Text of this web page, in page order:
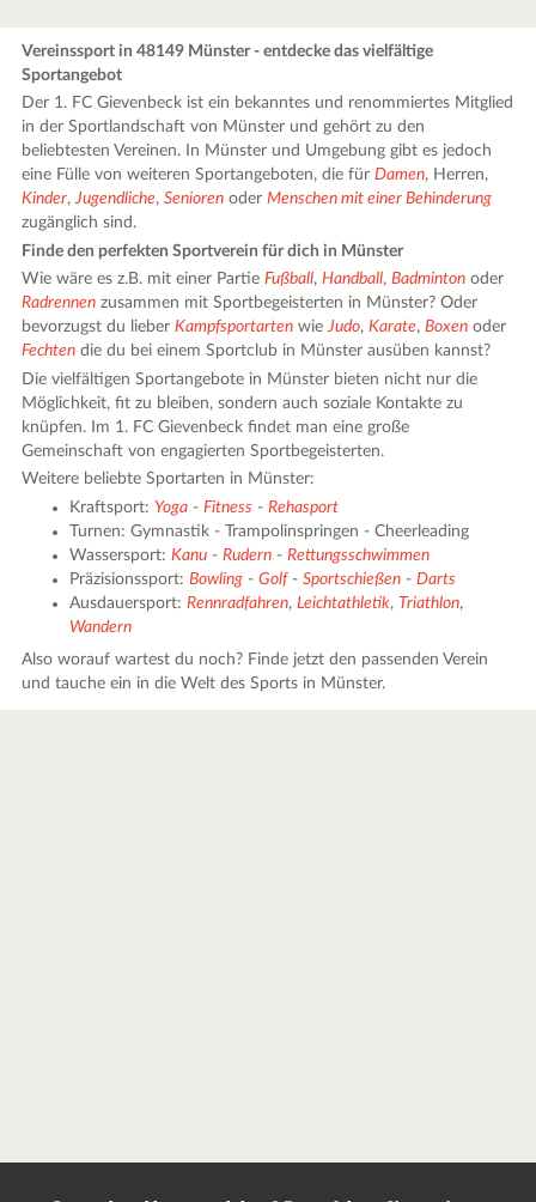
Vereinssport in 48149 Münster - entdecke das vielfältige
Sportangebot
Der 1. FC Gievenbeck ist ein bekanntes und renommiertes Mitglied
in der Sportlandschaft von Münster und gehört zu den
beliebtesten Vereinen. In Münster und Umgebung gibt es jedoch
eine Fülle von weiteren Sportangeboten, die fürDamen, Herren,
Kinder,Jugendliche,Senioren oderMenschen mit einer Behinderung
zugänglich sind.
Finde den perfekten Sportverein für dich in Münster
Wie wäre es z.B. mit einer PartieFußball,Handball,Badminton oder
Radrennen zusammen mit Sportbegeisterten in Münster? Oder
bevorzugst du lieberKampfsportarten wieJudo,Karate,Boxen oder
Fechten die du bei einem Sportclub in Münster ausüben kannst?
Die vielfältigen Sportangebote in Münster bieten nicht nur die
Möglichkeit, fit zu bleiben, sondern auch soziale Kontakte zu
knüpfen. Im 1. FC Gievenbeck findet man eine große
Gemeinschaft von engagierten Sportbegeisterten.
Weitere beliebte Sportarten in Münster:
Kraftsport: Yoga -Fitness -Rehasport
Turnen: Gymnastik - Trampolinspringen - Cheerleading
Wassersport:Kanu -Rudern -Rettungsschwimmen
Präzisionssport:Bowling -Golf-Sportschießen -Darts
Ausdauersport:Rennradfahren,Leichtathletik,Triathlon,
Wandern
Also worauf wartest du noch? Finde jetzt den passenden Verein
und tauche ein in die Welt des Sports in Münster.